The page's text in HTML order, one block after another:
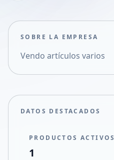
Compartir en X
SOBRE LA EMPRESA
Vendo artículos varios
DATOS DESTACADOS
PRODUCTOS ACTIVOS
1